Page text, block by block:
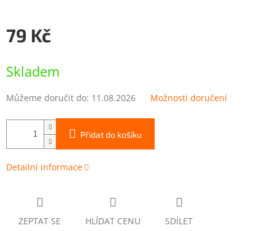
79 Kč
cena:
Skladem
Můžeme doručit do: 11.08.2026 Možnosti doručení
Přidat do košíku
Detailní informace
ZEPTAT SE HLÍDAT CENU SDÍLET